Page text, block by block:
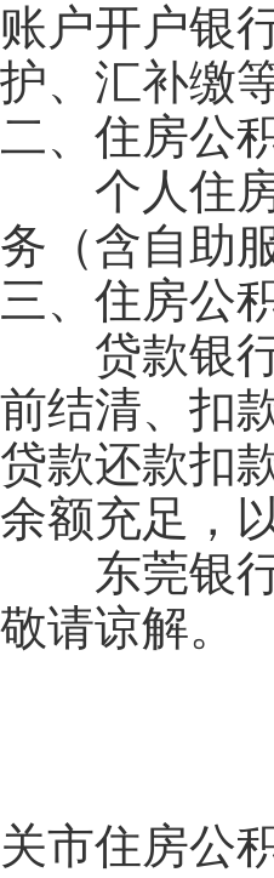
账户开户银
护、汇补缴
二、住房公
个人住房
务（含自助
三、住房公
贷款银行
前结清、扣
贷款还款扣
余额充足，
东莞银行
敬请谅解。
关市住房公